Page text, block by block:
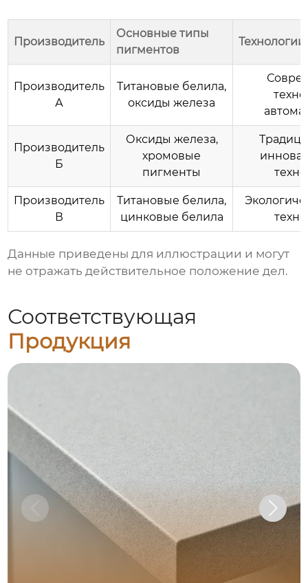
Производитель
Основные типы
пигментов
Технологии
Производитель
А
Титановые белила,
оксиды железа
Производитель
Б
Оксиды железа,
хромовые
пигменты
Производитель
В
Титановые белила,
цинковые белила
Данные приведены для иллюстрации и могут
не отражать действительное положение дел.
Соответствующая
Продукция